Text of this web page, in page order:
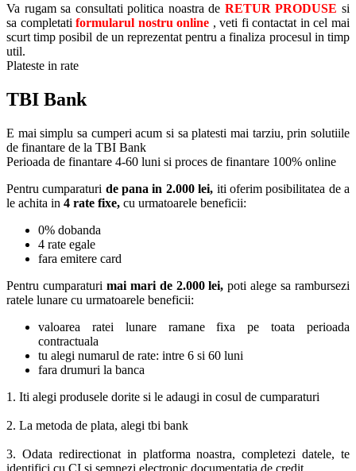
Va rugam sa consultati politica noastra de RETUR PRODUSE si
sa completatiformularul nostru online , veti fi contactat in cel mai
scurt timp posibil de un reprezentat pentru a finaliza procesul in timp
util.
Plateste in rate
TBI Bank
E mai simplu sa cumperi acum si sa platesti mai tarziu, prin solutiile
de finantare de la TBI Bank
Perioada de finantare 4-60 luni si proces de finantare 100% online
Pentru cumparaturi de pana in 2.000 lei, iti oferim posibilitatea de a
le achita in 4 rate fixe, cu urmatoarele beneficii:
0% dobanda
4 rate egale
fara emitere card
Pentru cumparaturi mai mari de 2.000 lei, poti alege sa rambursezi
ratele lunare cu urmatoarele beneficii:
valoarea ratei lunare ramane fixa pe toata perioada
contractuala
tu alegi numarul de rate: intre 6 si 60 luni
fara drumuri la banca
1. Iti alegi produsele dorite si le adaugi in cosul de cumparaturi
2. La metoda de plata, alegi tbi bank
3. Odata redirectionat in platforma noastra, completezi datele, te
identifici cu CI si semnezi electronic documentatia de credit